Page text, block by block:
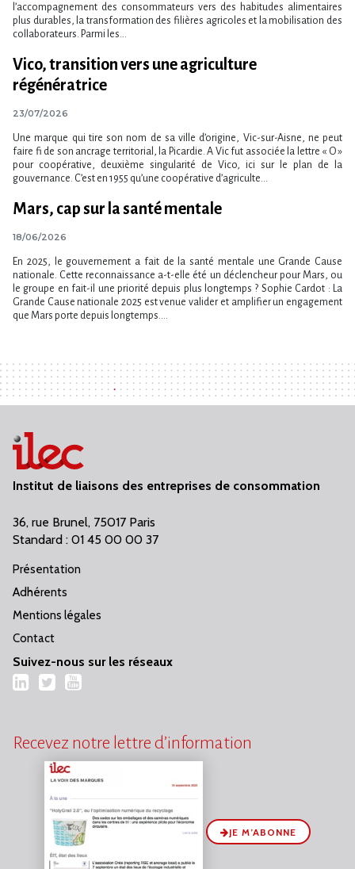
l​‌’accompagnement des consommateurs vers des habitudes alimentaires
plus durables, la transformation des filières agricoles et la mobilisation des
collaborateurs. Parmi les...
Vico, transition vers une agriculture
régénératrice
23/07/2026
Une marque qui tire son nom de sa ville d’origine, Vic-sur-Aisne, ne peut
faire fi de son ancrage territorial, la Picardie. A Vic fut associée la lettre « O »
pour coopérative, deuxième singularité de Vico, ici sur le plan de la
gouvernance. C’est en 1955 qu’une coopérative d’agriculte...
Mars, cap sur la santé mentale
18/06/2026
En 2025, le gouvernement a fait de la santé mentale une Grande Cause
nationale. Cette reconnaissance a-t-elle été un déclencheur pour Mars, ou
le groupe en fait-il une priorité depuis plus longtemps ? Sophie Cardot : La
Grande Cause nationale 2025 est venue valider et amplifier un engagement
que Mars porte depuis longtemps....
Institut de liaisons des entreprises de consommation
36, rue Brunel, 75017 Paris
Standard : 01 45 00 00 37
Présentation
Adhérents
Mentions légales
Contact
Suivez-nous sur les réseaux
LinkedIn
TwitterYouTube
Recevez notre lettre d’information
JE M’ABONNE